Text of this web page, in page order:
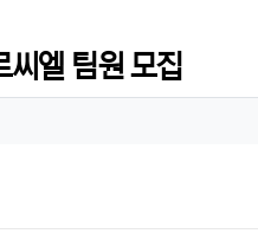
씨엘 팀원 모집